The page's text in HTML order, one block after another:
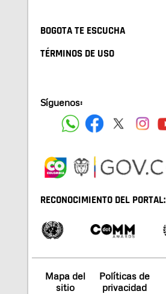
BOGOTA TE ESCUCHA
TÉRMINOS DE USO
Síguenos:
RECONOCIMIENTO DEL PORTAL:
Mapa del
sitio
Políticas de
privacidad